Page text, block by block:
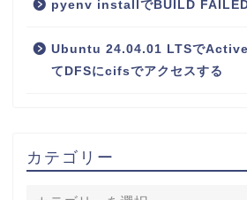
pyenv installでBUILD
Ubuntu 24.04.01 LTSで
てDFSにcifsでアクセスする
カテゴリー